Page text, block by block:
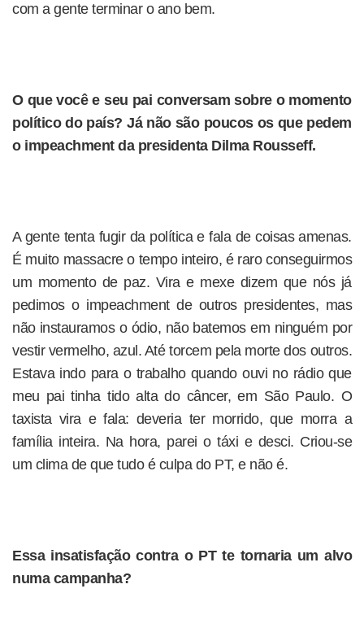
com a gente terminar o ano bem.
O que você e seu pai conversam sobre o momento
político do país? Já não são poucos os que pedem
o impeachment da presidenta Dilma Rousseff.
A gente tenta fugir da política e fala de coisas amenas.
É muito massacre o tempo inteiro, é raro conseguirmos
um momento de paz. Vira e mexe dizem que nós já
pedimos o impeachment de outros presidentes, mas
não instauramos o ódio, não batemos em ninguém por
vestir vermelho, azul. Até torcem pela morte dos outros.
Estava indo para o trabalho quando ouvi no rádio que
meu pai tinha tido alta do câncer, em São Paulo. O
taxista vira e fala: deveria ter morrido, que morra a
família inteira. Na hora, parei o táxi e desci. Criou-se
um clima de que tudo é culpa do PT, e não é.
Essa insatisfação contra o PT te tornaria um alvo
numa campanha?